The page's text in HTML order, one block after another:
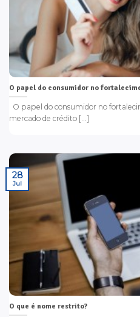
O papel do consumidor no
O papel do consumidor no
mercado de crédito [...]
O que é nome restrito?
28
Jul